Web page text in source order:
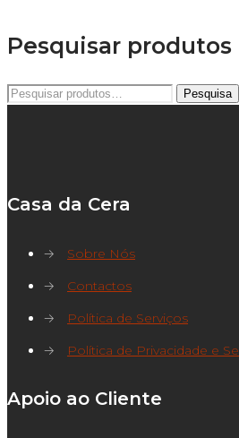
Pesquisar produtos
Pesquisar
Pesquisa
Casa da Cera
→
Sobre Nós
→
Contactos
→
Política de Serviços
→
Política de Privacidade e
Apoio ao Cliente